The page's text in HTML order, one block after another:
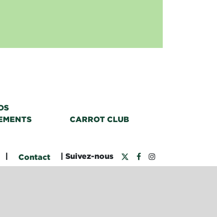
CARROT CLUB
Contact | Suivez-nous